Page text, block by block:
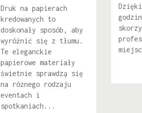
Druk na papierach
kredowanych to
doskonały sposób, aby
wyróżnić się z tłumu.
Te eleganckie
papierowe materiały
świetnie sprawdzą się
na różnego rodzaju
eventach i
spotkaniach...